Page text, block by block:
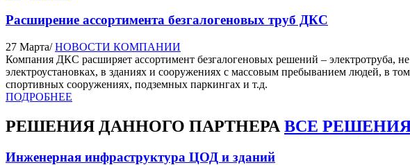
Расширение ассортимента безгалогеновых труб ДКС
27 Марта/ НОВОСТИ КОМПАНИИ
Компания ДКС расширяет ассортимент безгалогеновых решений – электротруба,
электроустановках, в зданиях и сооружениях с массовым пребыванием людей, в
спортивных сооружениях, подземных паркингах и т.д.
ПОДРОБНЕЕ
РЕШЕНИЯ ДАННОГО ПАРТНЕРА ВСЕ
Инженерная инфраструктура ЦОД и зданий